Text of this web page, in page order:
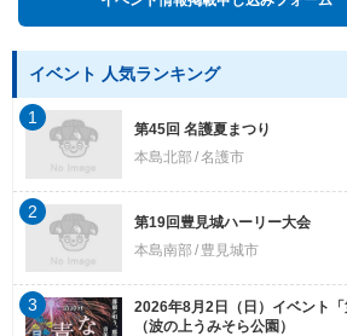
イベント 人気ランキング
第45回 名護夏まつり
本島北部 名護市
1
第19回豊見城ハーリー大会
本島南部
豊見城市
2
2026年8月2日（日）イベント
（波の上うみそら公園）
3